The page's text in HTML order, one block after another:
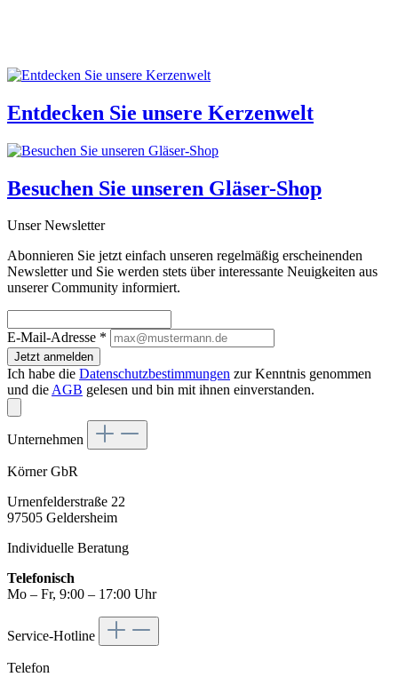
Entdecken Sie unsere Kerzenwelt
Besuchen Sie unseren Gläser-Shop
Unser Newsletter
Abonnieren Sie jetzt einfach unseren regelmäßig erscheinenden
Newsletter und Sie werden stets über interessante Neuigkeiten aus
unserer Community informiert.
E-Mail-Adresse *
Jetzt anmelden
Ich habe die Datenschutzbestimmungen zur Kenntnis genommen
und dieAGB gelesen und bin mit ihnen einverstanden.
Unternehmen
Körner GbR
Urnenfelderstraße 22
97505 Geldersheim
Individuelle Beratung
Telefonisch
Mo – Fr, 9:00 – 17:00 Uhr
Service-Hotline
Telefon